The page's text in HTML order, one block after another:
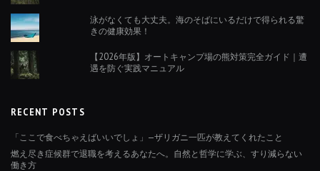
泳がなくても大丈夫。海のそばにいるだけで得られる驚
きの健康効果！
【2026年版】オートキャンプ場の熊対策完全ガイド｜遭
遇を防ぐ実践マニュアル
RECENT POSTS
「ここで食べちゃえばいいでしょ」—ザリガニ一匹が教えてくれたこと
燃え尽き症候群で退職を考えるあなたへ。自然と哲学に学ぶ、すり減らない
働き方